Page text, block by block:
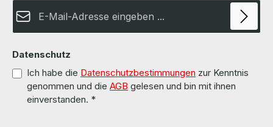
Datenschutz
Ich habe die Datenschutzbestimmungen zur Kenntnis
genommen und die AGB gelesen und bin mit ihnen
einverstanden. *